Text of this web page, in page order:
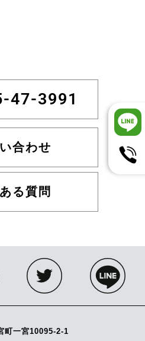
47-3991
合わせ
る質問
一宮10095-2-1